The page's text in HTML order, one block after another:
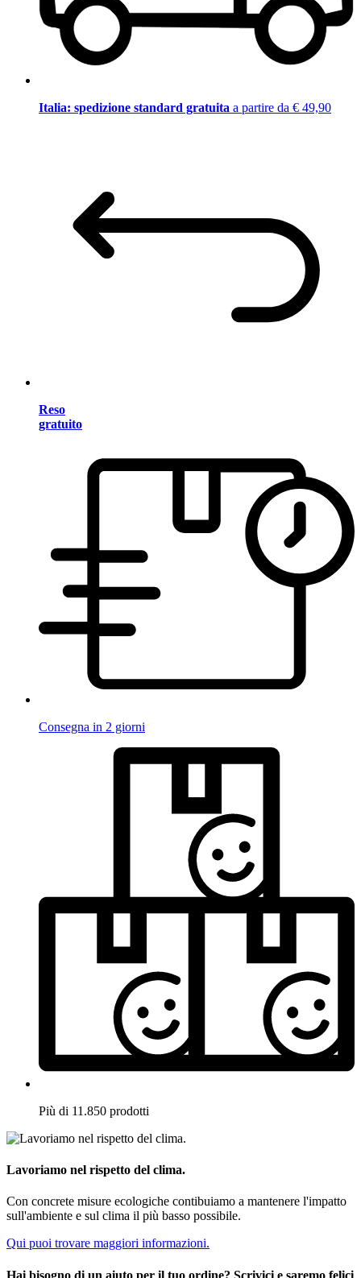
Italia: spedizione standard gratuita a partire da € 49,90
Reso
gratuito
Consegna in 2 giorni
Più di 11.850 prodotti
Lavoriamo nel rispetto del clima.
Con concrete misure ecologiche contibuiamo a mantenere l'impatto
sull'ambiente e sul clima il più basso possibile.
Qui puoi trovare maggiori informazioni.
Hai bisogno di un aiuto per il tuo ordine? Scrivici e saremo felici